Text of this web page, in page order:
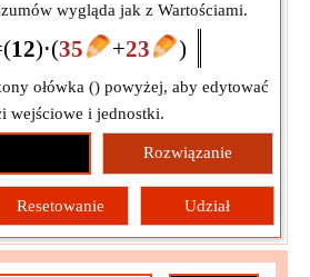
wygląda jak z Wartościami.
(12)⋅(35 +23 )
ołówka () powyżej, aby edytować
wejściowe i jednostki.
Rozwiązanie
Resetowanie Udział